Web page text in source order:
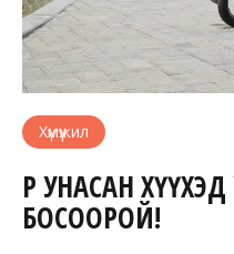
Хүмүүжил
ӨӨРӨӨ УНАСАН
БОСООРОЙ!